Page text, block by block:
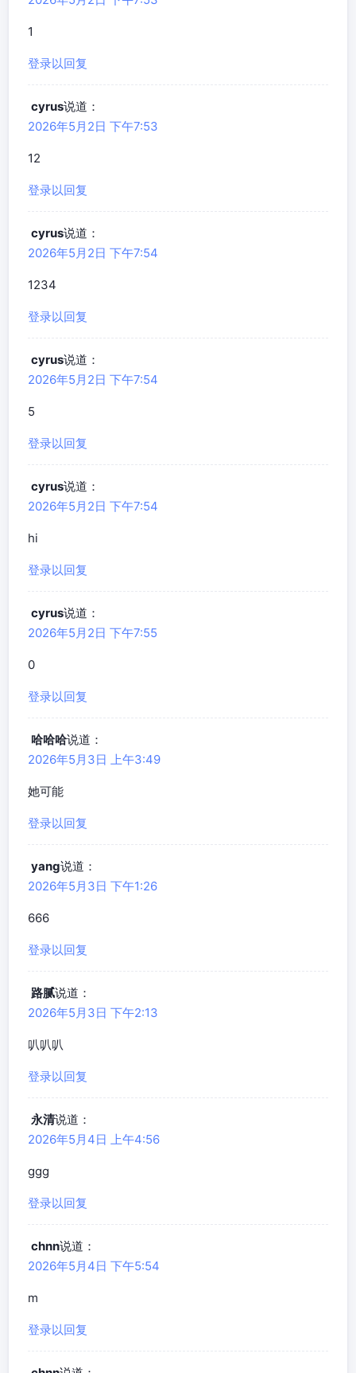
1
登录以回复
cyrus说道：
2026年5月2日 下午7:53
12
登录以回复
cyrus说道：
2026年5月2日 下午7:54
1234
登录以回复
cyrus说道：
2026年5月2日 下午7:54
5
登录以回复
cyrus说道：
2026年5月2日 下午7:54
hi
登录以回复
cyrus说道：
2026年5月2日 下午7:55
0
登录以回复
哈哈哈说道：
2026年5月3日 上午3:49
她可能
登录以回复
yang说道：
2026年5月3日 下午1:26
666
登录以回复
路腻说道：
2026年5月3日 下午2:13
叭叭叭
登录以回复
永清说道：
2026年5月4日 上午4:56
ggg
登录以回复
chnn说道：
2026年5月4日 下午5:54
m
登录以回复